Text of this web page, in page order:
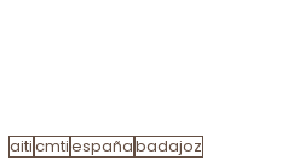
aiticmtiespañabadajoz